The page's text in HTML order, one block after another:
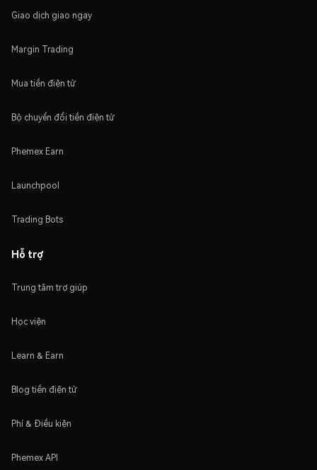
Giao dịch giao ngay
Margin Trading
Mua tiền điện tử
Bộ chuyển đổi tiền điện tử
Phemex Earn
Launchpool
Trading Bots
Hỗ trợ
Trung tâm trợ giúp
Học viện
Learn & Earn
Blog tiền điện tử
Phí & Điều kiện
Phemex API